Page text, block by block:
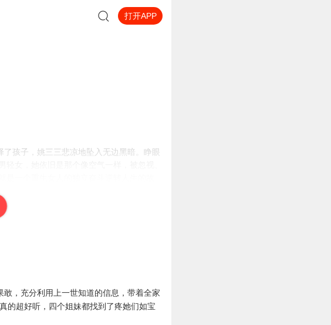
打开APP
孩子，姚三三悲凉地坠入无边黑暗。睁眼
一个重生女人的独立奋斗逆转人生的故
，充分利用上一世知道的信息，带着全家
的超好听，四个姐妹都找到了疼她们如宝